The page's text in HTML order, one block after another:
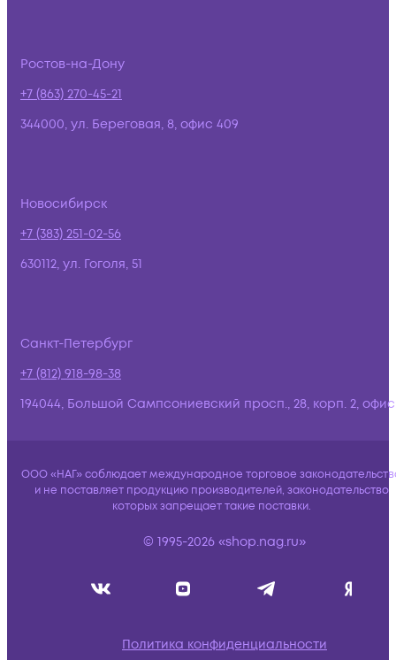
Ростов-на-Дону
+7 (863) 270-45-21
344000, ул. Береговая, 8, офис 409
Новосибирск
+7 (383) 251-02-56
630112, ул. Гоголя, 51
Санкт-Петербург
+7 (812) 918-98-38
194044, Большой Сампсониевский просп., 28, корп. 2,
ООО «НАГ» соблюдает международное торговое
и не поставляет продукцию производителей, законодательство
которых запрещает такие поставки.
© 1995-2026 «shop.nag.ru»
Политика конфиденциальности